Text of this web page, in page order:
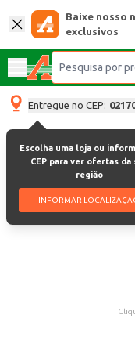
Baixe nosso
exclusivos
Entregue no CEP:
Escolha uma loja ou
CEP para ver ofertas da
região
INFORMAR